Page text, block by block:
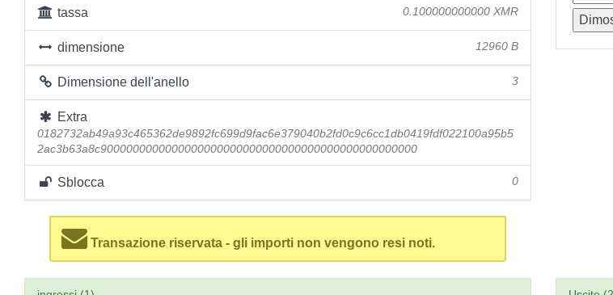
tassa 0.100000000000 XMR
dimensione 12960 B
Dimensione dell'anello 3
Extra
0182732ab49a93c465362de9892fc699d9fac6e379040b2fd0c9c6cc1db0419fdf022100a95b5
2ac3b63a8c9000000000000000000000000000000000000000000000000
Sblocca 0
Transazione riservata - gli importi non vengono resi noti.